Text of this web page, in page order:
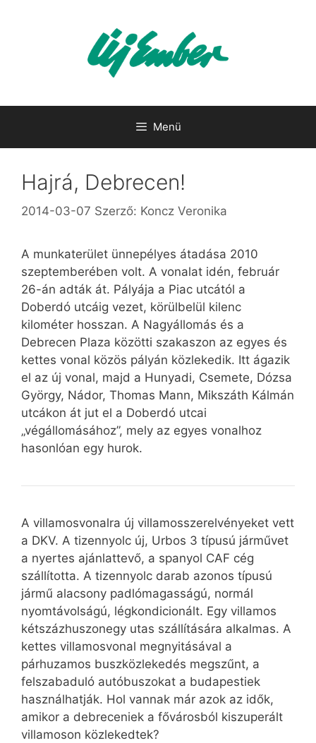
Menü
Hajrá, Debrecen!
2014-03-07 Szerző: Koncz Veronika
A munkaterület ünnepélyes átadása 2010
szeptemberében volt. A vonalat idén, február
26-án adták át. Pályája a Piac utcától a
Doberdó utcáig vezet, körülbelül kilenc
kilométer hosszan. A Nagyállomás és a
Debrecen Plaza közötti szakaszon az egyes és
kettes vonal közös pályán közlekedik. Itt ágazik
el az új vonal, majd a Hunyadi, Csemete, Dózsa
György, Nádor, Thomas Mann, Mikszáth Kálmán
utcákon át jut el a Doberdó utcai
„végállomásához”, mely az egyes vonalhoz
hasonlóan egy hurok.
A villamosvonalra új villamosszerelvényeket vett
a DKV. A tizennyolc új, Urbos 3 típusú járművet
a nyertes ajánlattevő, a spanyol CAF cég
szállította. A tizennyolc darab azonos típusú
jármű alacsony padlómagasságú, normál
nyomtávolságú, légkondicionált. Egy villamos
kétszázhuszonegy utas szállítására alkalmas. A
kettes villamosvonal megnyitásával a
párhuzamos buszközlekedés megszűnt, a
felszabaduló autóbuszokat a budapestiek
használhatják. Hol vannak már azok az idők,
amikor a debreceniek a fővárosból kiszuperált
villamoson közlekedtek?